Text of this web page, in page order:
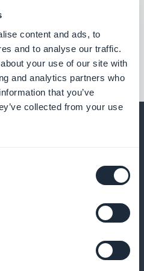
content and ads, to
and to analyse our traffic.
your use of our site with
and analytics partners who
that you’ve
collected from your use